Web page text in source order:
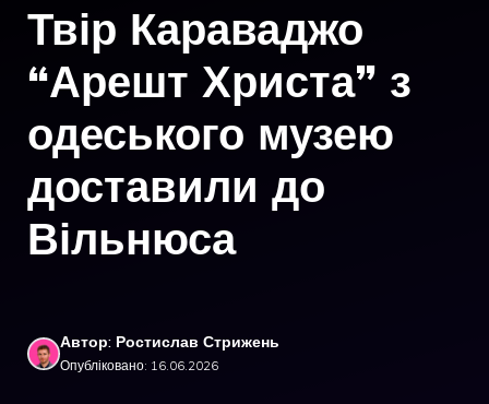
Твір Караваджо
“Арешт Христа” з
одеського музею
доставили до
Вільнюса
Автор: Ростислав Стрижень
Опубліковано: 16.06.2026